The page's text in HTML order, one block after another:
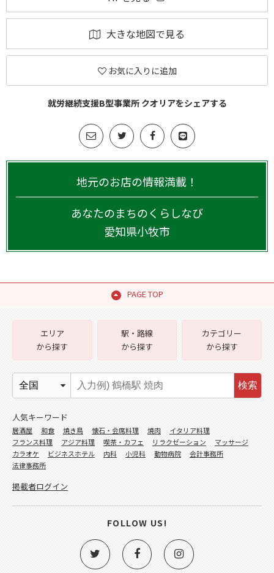
大きな地図で見る
お気に入りに追加
就労継続支援B型事業所 クオリアをシェアする
地元のお店の情報満載！
あなたのまちのくらしなび
愛知県小牧市
PAGE TOP
エリア
から探す
駅・路線
から探す
カテゴリー
から探す
検索
人気キーワード
居酒屋 和食 焼き鳥 懐石・会席料理 焼肉
イタリア料理
フランス料理
アジア料理 喫茶・カフェ リラクゼーション
マッサージ
カラオケ
ビジネスホテル 内科 小児科 動物病院
会計事務所
法律事務所
掲載者ログイン
FOLLOW US!